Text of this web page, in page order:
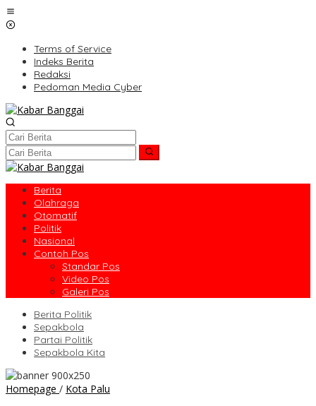
Lewati
ke
Terms of Service
Indeks Berita
Redaksi
Pedoman Media Cyber
Berita
Olahraga
Otomatif
Politik
Nasional
Contoh Pos
Standar Pos
Video Pos
Galeri Pos
Berita Politik
Sepakbola
Partai Politik
Sepakbola Kita
Homepage / Kota Palu